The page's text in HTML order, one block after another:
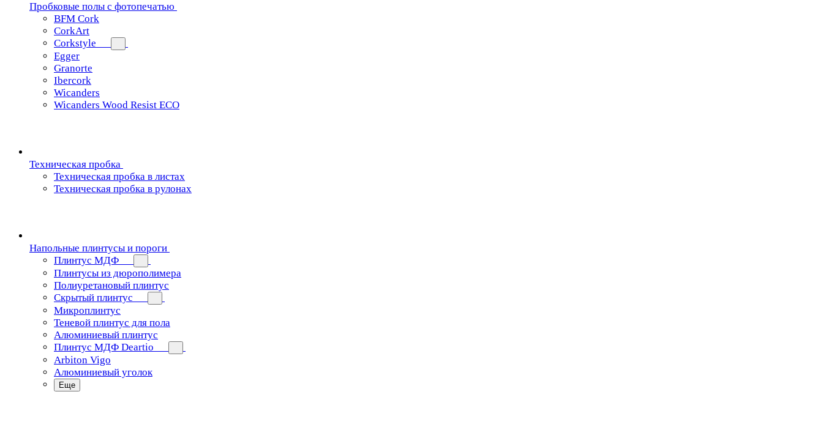
Пробковые полы с фотопечатью
BFM Cork
CorkArt
Corkstyle
Egger
Granorte
Ibercork
Wicanders
Wicanders Wood Resist ECO
Техническая пробка
Техническая пробка в листах
Техническая пробка в рулонах
Напольные плинтусы и пороги
Плинтус МДФ
Плинтусы из дюрополимера
Полиуретановый плинтус
Скрытый плинтус
Микроплинтус
Теневой плинтус для пола
Алюминиевый плинтус
Плинтус МДФ Deartio
Arbiton Vigo
Алюминиевый уголок
Еще